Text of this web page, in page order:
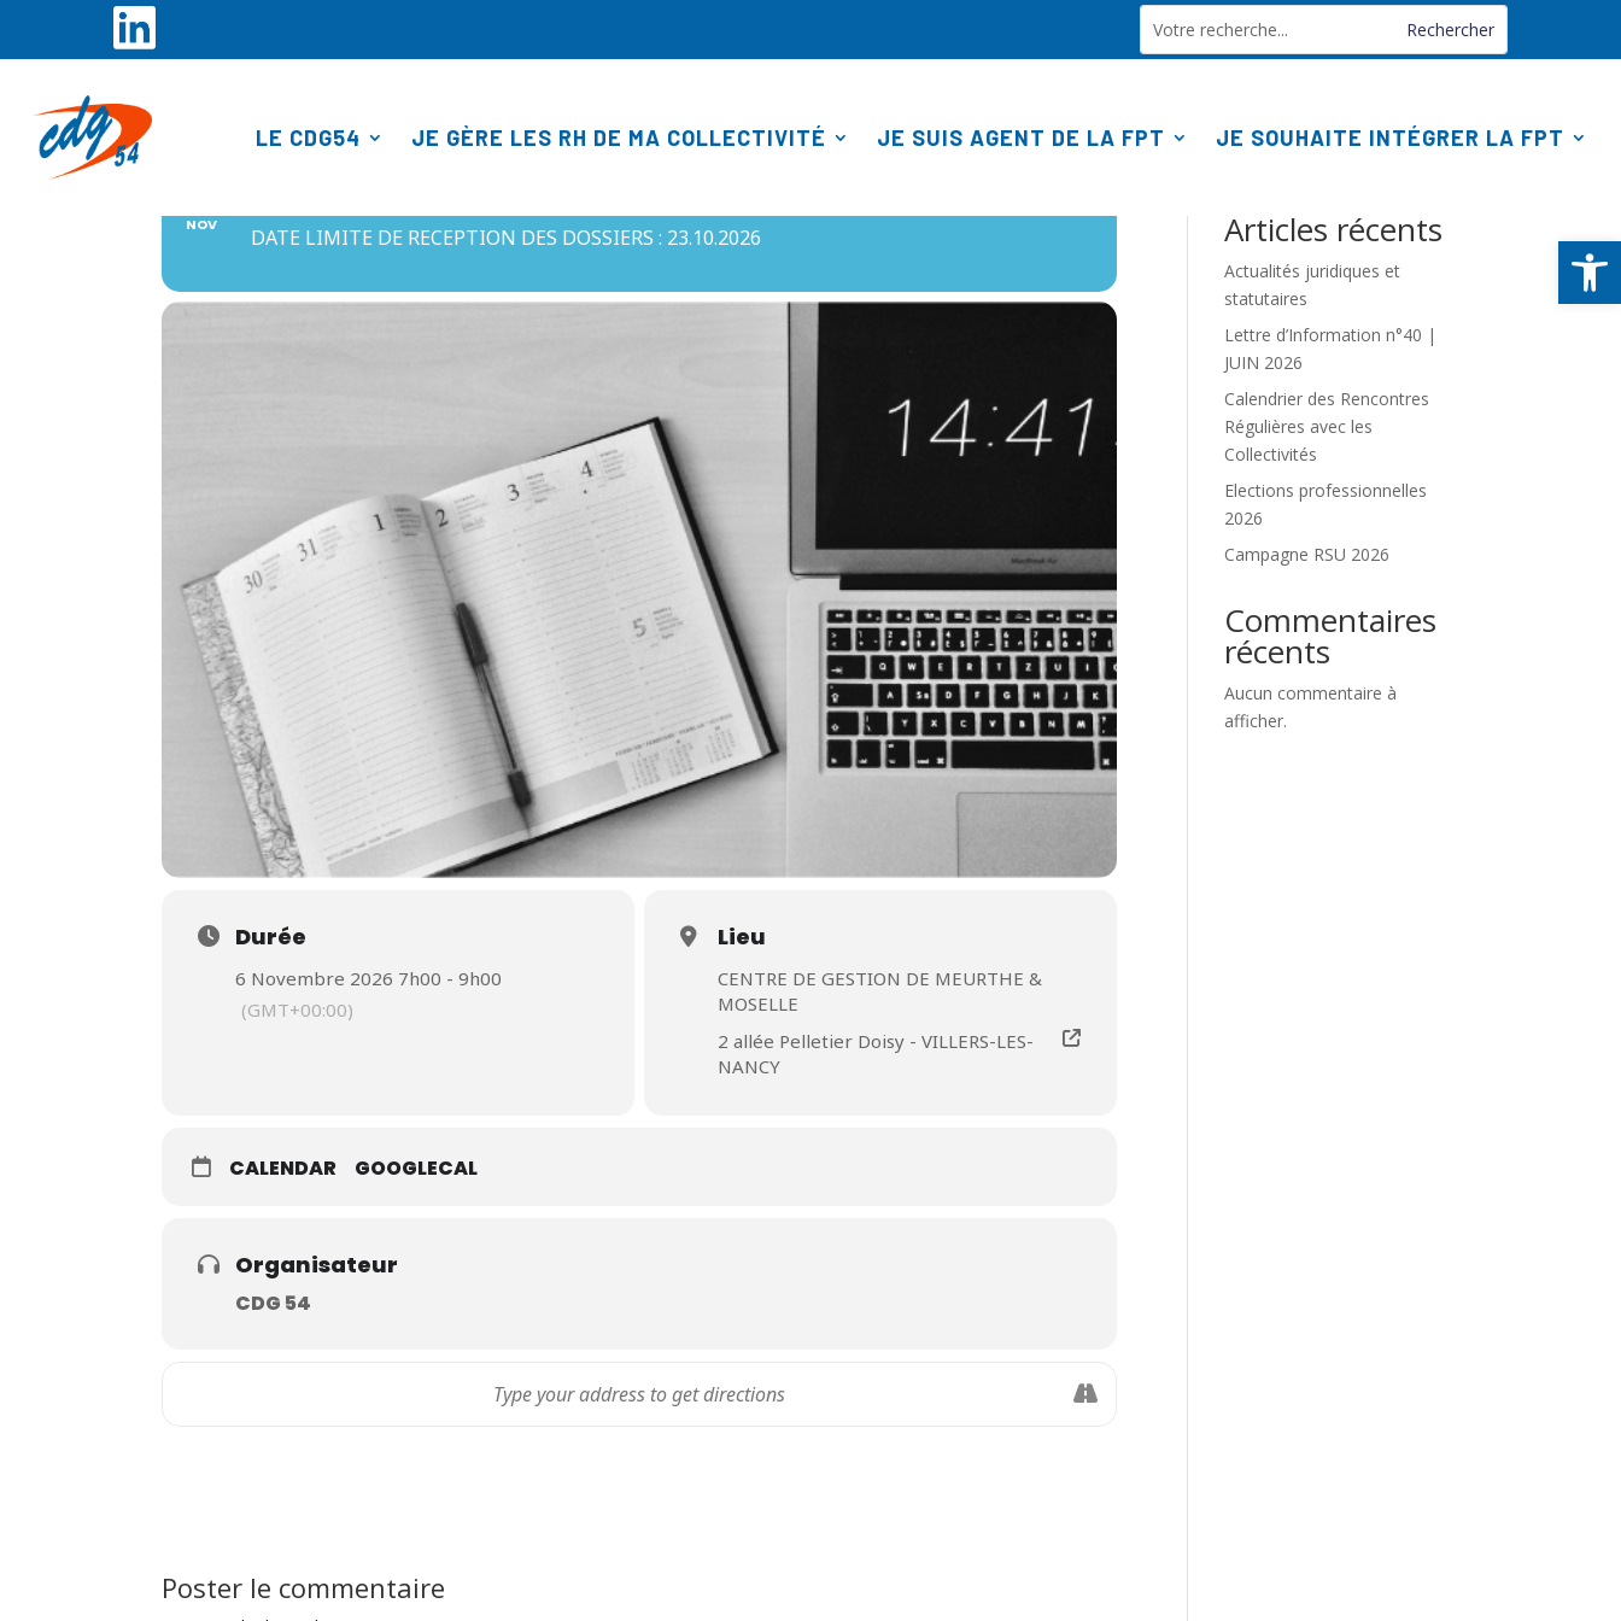
LE CDG54 JE GÈRE LES RH DE MA COLLECTIVITÉ JE SUIS AGENT DE LA FPT JE SOUHAITE INTÉGRER LA FPT
NOV DATE LIMITE DE RECEPTION DES DOSSIERS : 23.10.2026
Durée
6 Novembre 2026 7h00 - 9h00
(GMT+00:00)
Lieu
CENTRE DE GESTION DE MEURTHE &
MOSELLE
2 allée Pelletier Doisy - VILLERS-LES-
NANCY
CALENDAR GOOGLECAL
Organisateur
CDG 54
Poster le commentaire
Rechercher
Articles récents
Actualités juridiques et
statutaires
Lettre d’Information n°40 |
JUIN 2026
Calendrier des Rencontres
Régulières avec les
Collectivités
Elections professionnelles
2026
Campagne RSU 2026
Commentaires
récents
Aucun commentaire à
afficher.
Panneau de gestion des cookies